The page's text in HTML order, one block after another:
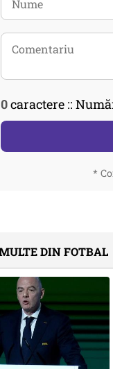
0caractere ::
*
DIN FOTBAL